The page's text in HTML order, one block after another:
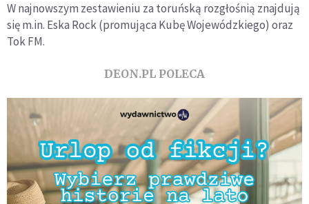
W najnowszym zestawieniu za toruńską rozgłośnią znajdują
się m.in. Eska Rock (promująca Kubę Wojewódzkiego) oraz
Tok FM.
DEON.PL POLECA